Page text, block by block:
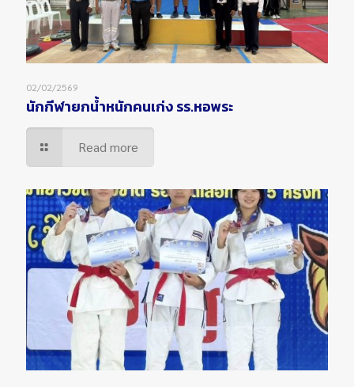
02/02/2569
นักกีฬายกน้ำหนักคนเก่ง รร.หอพระ
Read more